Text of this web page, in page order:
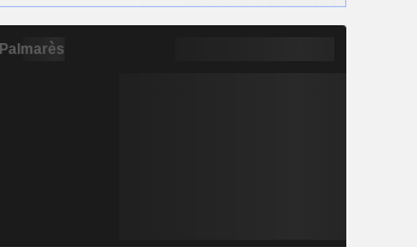
Palmarès